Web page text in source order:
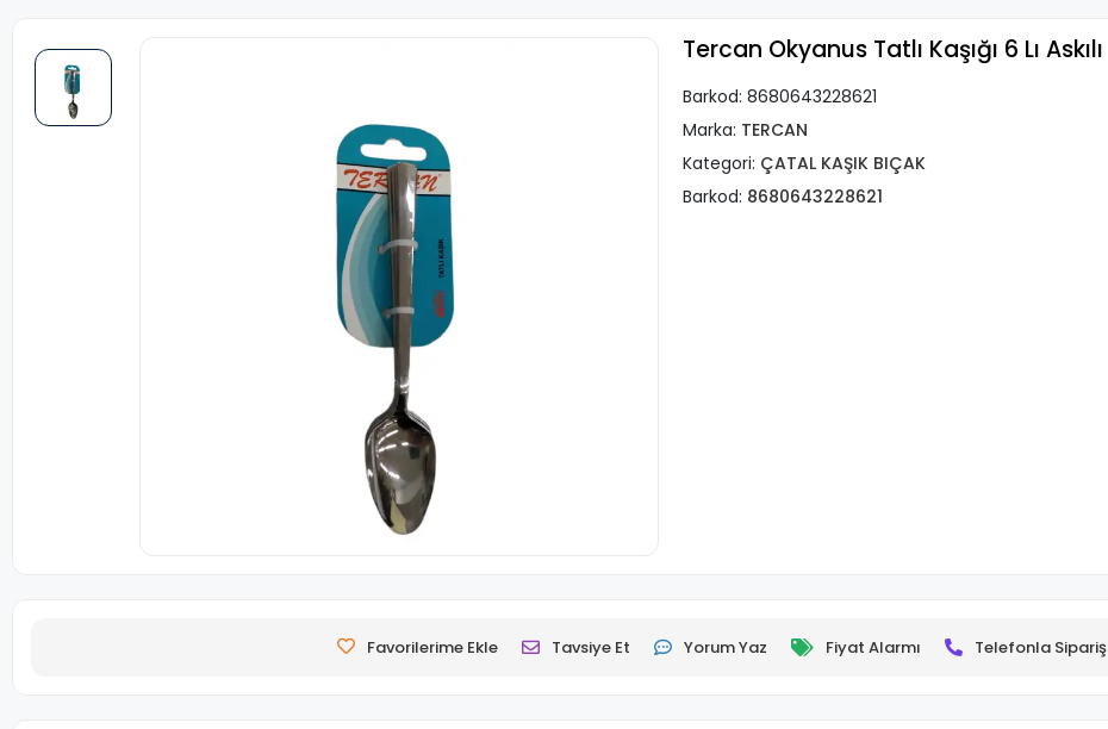
Tercan Okyanus Tatlı Kaşığı 6 Lı Askılı
Barkod: 8680643228621
Marka: TERCAN
Kategori: ÇATAL KAŞIK BIÇAK
Barkod: 8680643228621
Favorilerime Ekle Tavsiye Et Yorum Yaz Fiyat Alarmı Telefonla Sipariş